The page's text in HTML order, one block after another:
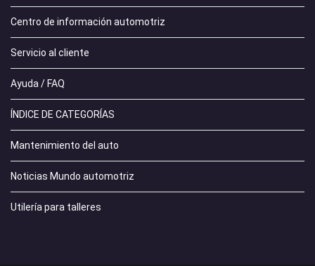
Centro de información automotriz
Servicio al cliente
Ayuda / FAQ
ÍNDICE DE CATEGORÍAS
Mantenimiento del auto
Noticias Mundo automotriz
Utilería para talleres